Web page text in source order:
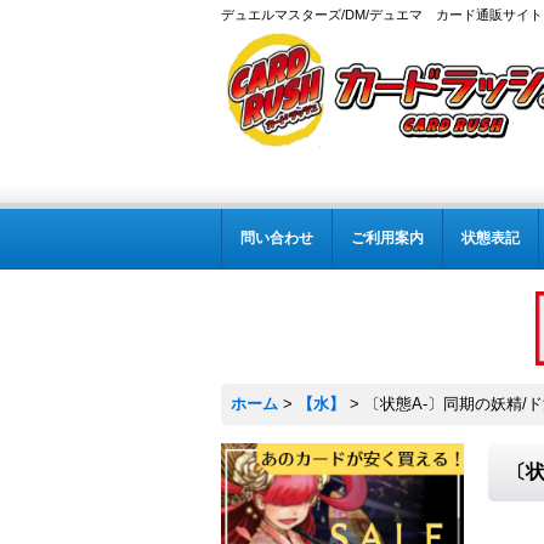
デュエルマスターズ/DM/デュエマ カード通販サイト
問い合わせ ご利用案内 状態表記
ホーム > 【水】 > 〔状態A-〕同期の妖精/
〔